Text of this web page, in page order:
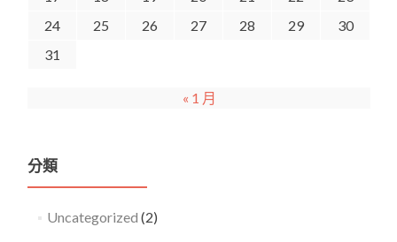
24
25 26 27 28 29
30
31
« 1 月
分類
Uncategorized (2)